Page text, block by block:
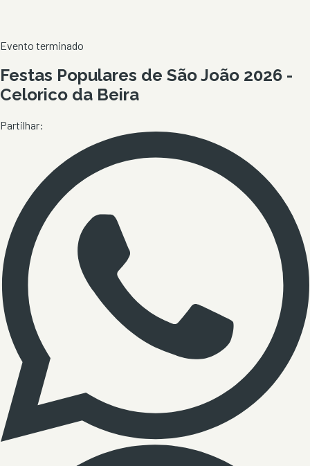
Evento terminado
Festas Populares de São João 2026 -
Celorico da Beira
Partilhar: